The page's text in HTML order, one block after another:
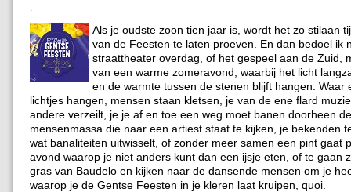
Als je oudste zoon tien jaar is, wordt het zo stilaan
van de Feesten te laten proeven. En dan bedoel ik
straattheater overdag, of het gespeel aan de Zuid,
van een warme zomeravond, waarbij het licht
en de warmte tussen de stenen blijft hangen. Waar
lichtjes hangen, mensen staan kletsen, je van de ene flard
andere verzeilt, je je af en toe een weg moet banen doorheen de
mensenmassa die naar een artiest staat te kijken, je bekenden
wat banaliteiten uitwisselt, of zonder meer samen een pint gaat
avond waarop je niet anders kunt dan een ijsje eten, of te gaan
gras van Baudelo en kijken naar de dansende mensen om je
waarop je de Gentse Feesten in je kleren laat kruipen, quoi.